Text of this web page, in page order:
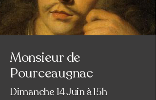
Monsieur de
Pourceaugnac
Dimanche 14 Juin à 15h